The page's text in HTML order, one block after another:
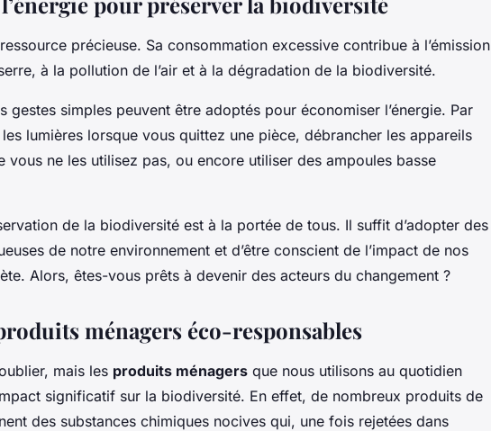
précieuse. Sa consommation excessive contribue à l’émission
à la pollution de l’air et à la dégradation de la biodiversité.
gestes simples peuvent être adoptés pour économiser l’énergie. Par
lumières lorsque vous quittez une pièce, débrancher les appareils
vous ne les utilisez pas, ou encore utiliser des ampoules basse
de la biodiversité est à la portée de tous. Il suffit d’adopter des
de notre environnement et d’être conscient de l’impact de nos
Alors, êtes-vous prêts à devenir des acteurs du changement ?
ménagers éco-responsables
mais les produits ménagers que nous utilisons au quotidien
significatif sur la biodiversité. En effet, de nombreux produits de
des substances chimiques nocives qui, une fois rejetées dans